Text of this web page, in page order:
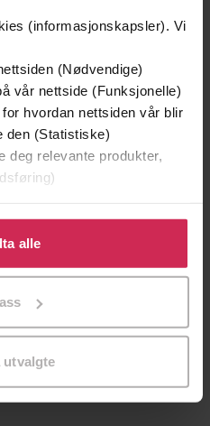
(informasjonskapsler). Vi
(Nødvendige)
vår nettside (Funksjonelle)
hvordan nettsiden vår blir
den (Statistiske)
deg relevante produkter,
oss ditt samtykke til å
Du kan også
formål ved å klikke
alle
utvalgte
Utskudd